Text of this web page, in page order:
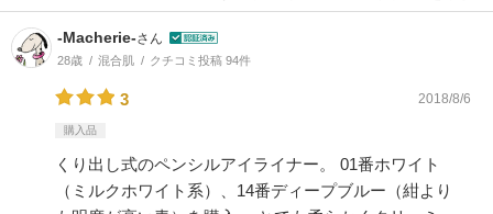
-Macherie-さん
28歳 混合肌 クチコミ投稿 94件
3 2018/8/6
購入品
くり出し式のペンシルアイライナー。 01番ホワイト
（ミルクホワイト系）、14番ディープブルー（紺より